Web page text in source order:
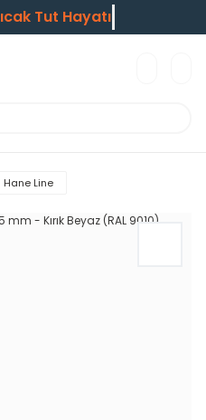
Sıcak Tut Hay
Hane Line